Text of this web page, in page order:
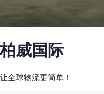
柏威国际
让全球物流更简单！